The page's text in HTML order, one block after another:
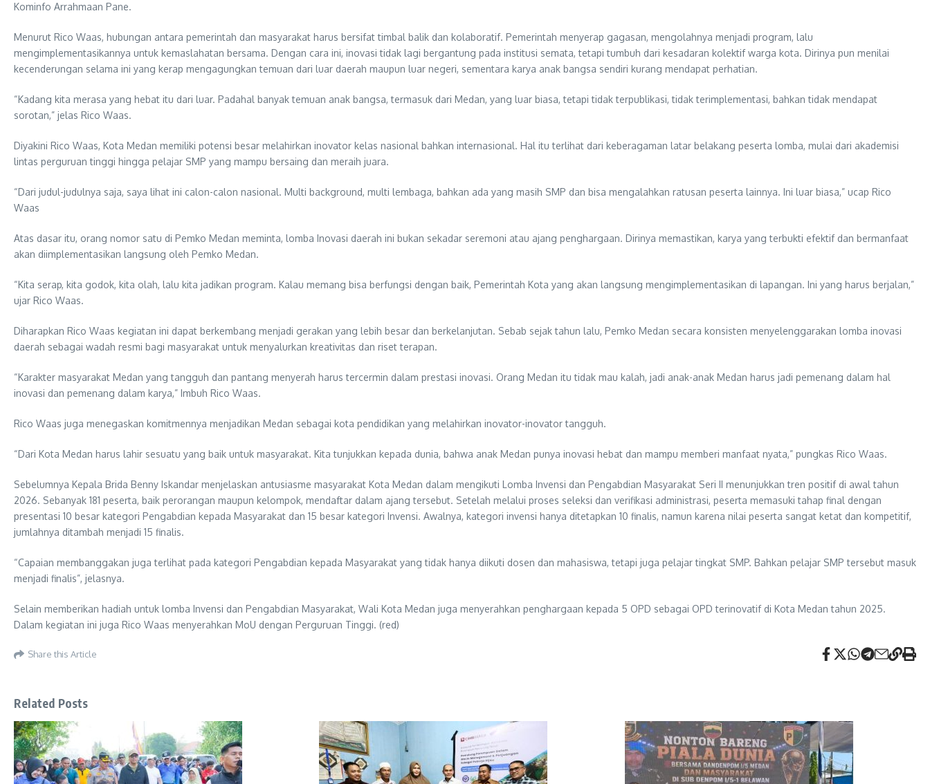
Kominfo Arrahmaan Pane.
Menurut Rico Waas, hubungan antara pemerintah dan masyarakat harus bersifat timbal balik dan kolaboratif. Pemerintah menyerap gagasan, mengolahnya menjadi program, lalu
mengimplementasikannya untuk kemaslahatan bersama. Dengan cara ini, inovasi tidak lagi bergantung pada institusi semata, tetapi tumbuh dari kesadaran kolektif warga kota. Dirinya pun menilai
kecenderungan selama ini yang kerap mengagungkan temuan dari luar daerah maupun luar negeri, sementara karya anak bangsa sendiri kurang mendapat perhatian.
“Kadang kita merasa yang hebat itu dari luar. Padahal banyak temuan anak bangsa, termasuk dari Medan, yang luar biasa, tetapi tidak terpublikasi, tidak terimplementasi, bahkan tidak mendapat
sorotan,” jelas Rico Waas.
Diyakini Rico Waas, Kota Medan memiliki potensi besar melahirkan inovator kelas nasional bahkan internasional. Hal itu terlihat dari keberagaman latar belakang peserta lomba, mulai dari akademisi
lintas perguruan tinggi hingga pelajar SMP yang mampu bersaing dan meraih juara.
“Dari judul-judulnya saja, saya lihat ini calon-calon nasional. Multi background, multi lembaga, bahkan ada yang masih SMP dan bisa mengalahkan ratusan peserta lainnya. Ini luar biasa,” ucap Rico
Waas
Atas dasar itu, orang nomor satu di Pemko Medan meminta, lomba Inovasi daerah ini bukan sekadar seremoni atau ajang penghargaan. Dirinya memastikan, karya yang terbukti efektif dan bermanfaat
akan diimplementasikan langsung oleh Pemko Medan.
“Kita serap, kita godok, kita olah, lalu kita jadikan program. Kalau memang bisa berfungsi dengan baik, Pemerintah Kota yang akan langsung mengimplementasikan di lapangan. Ini yang harus berjalan,”
ujar Rico Waas.
Diharapkan Rico Waas kegiatan ini dapat berkembang menjadi gerakan yang lebih besar dan berkelanjutan. Sebab sejak tahun lalu, Pemko Medan secara konsisten menyelenggarakan lomba inovasi
daerah sebagai wadah resmi bagi masyarakat untuk menyalurkan kreativitas dan riset terapan.
“Karakter masyarakat Medan yang tangguh dan pantang menyerah harus tercermin dalam prestasi inovasi. Orang Medan itu tidak mau kalah, jadi anak-anak Medan harus jadi pemenang dalam hal
inovasi dan pemenang dalam karya,” Imbuh Rico Waas.
Rico Waas juga menegaskan komitmennya menjadikan Medan sebagai kota pendidikan yang melahirkan inovator-inovator tangguh.
“Dari Kota Medan harus lahir sesuatu yang baik untuk masyarakat. Kita tunjukkan kepada dunia, bahwa anak Medan punya inovasi hebat dan mampu memberi manfaat nyata,” pungkas Rico Waas.
Sebelumnya Kepala Brida Benny Iskandar menjelaskan antusiasme masyarakat Kota Medan dalam mengikuti Lomba Invensi dan Pengabdian Masyarakat Seri II menunjukkan tren positif di awal tahun
2026. Sebanyak 181 peserta, baik perorangan maupun kelompok, mendaftar dalam ajang tersebut. Setelah melalui proses seleksi dan verifikasi administrasi, peserta memasuki tahap final dengan
presentasi 10 besar kategori Pengabdian kepada Masyarakat dan 15 besar kategori Invensi. Awalnya, kategori invensi hanya ditetapkan 10 finalis, namun karena nilai peserta sangat ketat dan kompetitif,
jumlahnya ditambah menjadi 15 finalis.
“Capaian membanggakan juga terlihat pada kategori Pengabdian kepada Masyarakat yang tidak hanya diikuti dosen dan mahasiswa, tetapi juga pelajar tingkat SMP. Bahkan pelajar SMP tersebut masuk
menjadi finalis”, jelasnya.
Selain memberikan hadiah untuk lomba Invensi dan Pengabdian Masyarakat, Wali Kota Medan juga menyerahkan penghargaan kepada 5 OPD sebagai OPD terinovatif di Kota Medan tahun 2025.
Dalam kegiatan ini juga Rico Waas menyerahkan MoU dengan Perguruan Tinggi. (red)
Share this Article
Related Posts